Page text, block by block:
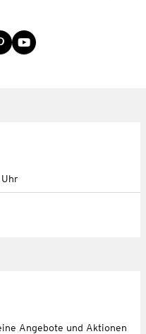
Angebote und Aktionen